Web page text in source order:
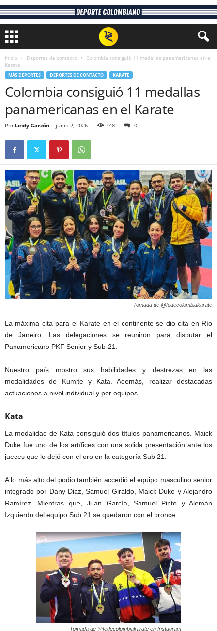
Inicio Deportes de contacto
Colombia consiguió 11 medallas panamericanas en el
Karate
MÁS DEPORTES DEPORTES DE CONTACTO KARATE
Colombia consiguió 11 medallas
panamericanas en el Karate
Por Leidy Garzón - junio 2, 2026 448 0
Tomada de @fedecolombiakarate
La máxima cita para el Karate en el continente se dio cita en Río
de Janeiro. Las delegaciones se reuniron para disputar el
Panamericano PKF Senior y Sub-21.
Nuestro país mostro sus habilidades y destrezas en las
modalidades de Kumite y Kata. Además, realizar destacadas
actuaciones a nivel individual y por equipos.
Kata
La modalidad de Kata consiguió dos títulos panamericanos. Maick
Duke fue uno de los artífices con una solida presentación ante los
jueces que lo dejó con el oro en la categoría Sub 21.
A lo más alto del podio también accedió el equipo masculino senior
integrado por Dany Diaz, Samuel Giraldo, Maick Duke y Alejandro
Ramírez. Mientras que, Juan García, Samuel Pinto y Alemán
Izquierdo del equipo Sub 21 se quedaron con el bronce.
Tomada de @fedecolombiakarate en Instagram